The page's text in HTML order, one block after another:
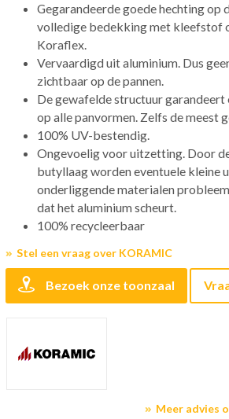
Gegarandeerde goede hechting op
volledige bedekking met kleefstof
Koraflex.
Vervaardigd uit aluminium. Dus
zichtbaar op de pannen.
De gewafelde structuur garandeert
op alle panvormen. Zelfs de meest
100% UV-bestendig.
Ongevoelig voor uitzetting. Door
butyllaag worden eventuele kleine
onderliggende materialen
dat het aluminium scheurt.
100% recycleerbaar
Meer advies
Stel een vraag over KORAMIC
Bezoek onze toonzaal